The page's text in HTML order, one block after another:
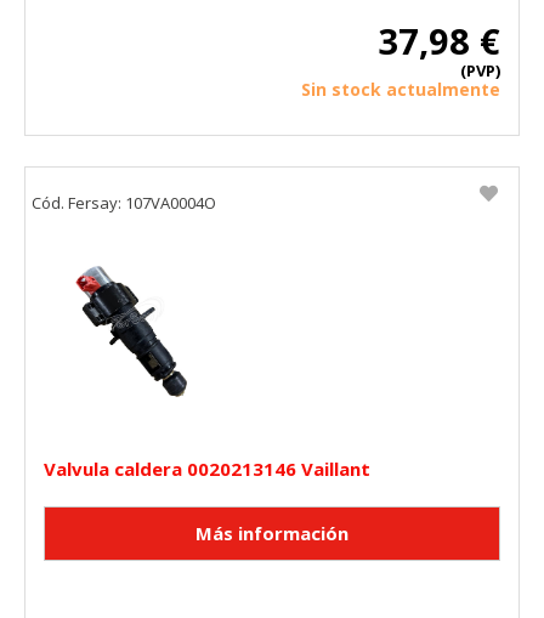
37,98 €
(PVP)
Sin stock actualmente
Valvula caldera 0020213146 Vaillant
Cód. Fersay: 107VA0004O